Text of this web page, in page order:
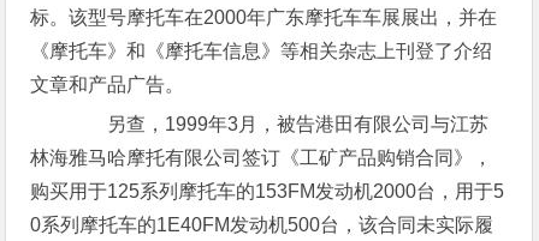
标。该型号摩托车在2000年广东摩托车车展展出，并在
《摩托车》和《摩托车信息》等相关杂志上刊登了介绍
文章和产品广告。
另查，1999年3月，被告港田有限公司与江苏
林海雅马哈摩托有限公司签订《工矿产品购销合同》，
购买用于125系列摩托车的153FM发动机2000台，用于5
0系列摩托车的1E40FM发动机500台，该合同未实际履